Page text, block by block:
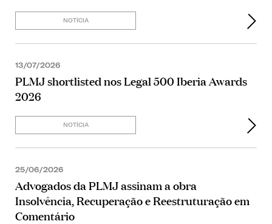
NOTÍCIA
13/07/2026
PLMJ shortlisted nos Legal 500 Iberia Awards
2026
NOTÍCIA
25/06/2026
Advogados da PLMJ assinam a obra
Insolvência, Recuperação e Reestruturação em
Comentário